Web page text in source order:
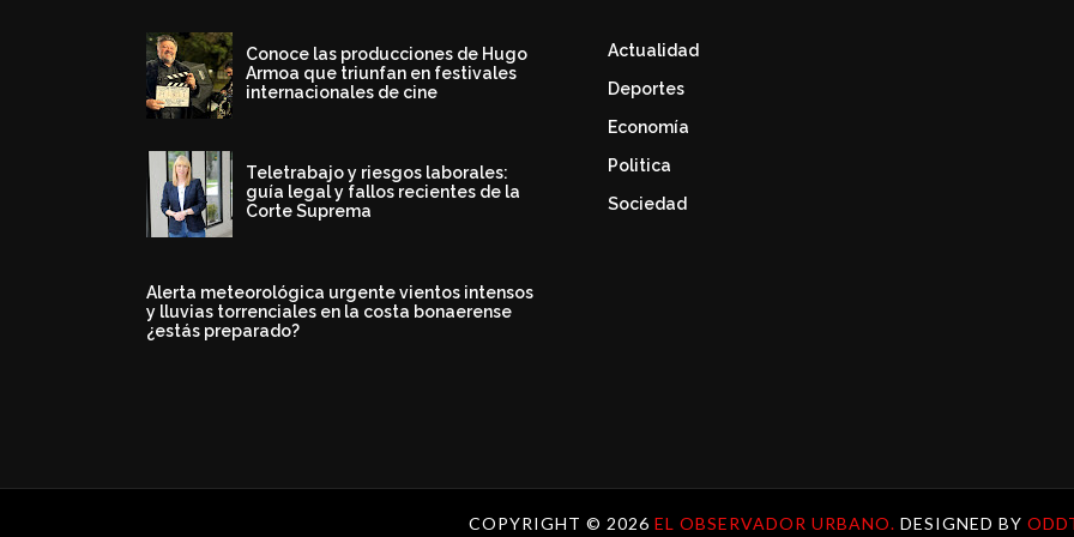
Conoce las producciones de Hugo
Armoa que triunfan en festivales
internacionales de cine
Teletrabajo y riesgos laborales:
guía legal y fallos recientes de la
Corte Suprema
Alerta meteorológica urgente vientos intensos
y lluvias torrenciales en la costa bonaerense
¿estás preparado?
Actualidad
Deportes
Economía
Politica
Sociedad
COPYRIGHT © 2026 EL OBSERVADOR URBANO. DESIGNED BY